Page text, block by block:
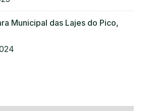
Municipal das Lajes do Pico,